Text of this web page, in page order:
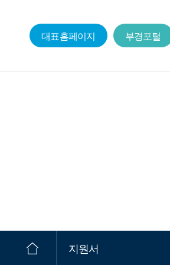
대표홈페이지 부경포털
지원서